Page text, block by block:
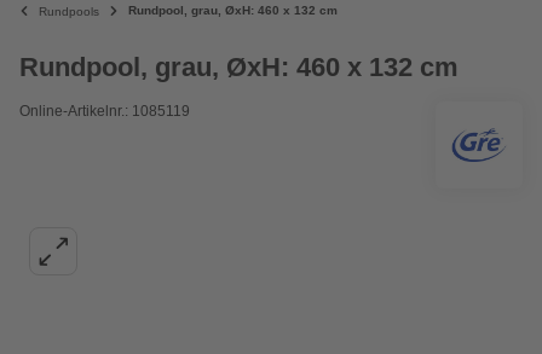
Rundpools Rundpool, grau, ØxH: 460 x 132 cm
Rundpool, grau, ØxH: 460 x 132 cm
Online-Artikelnr.: 1085119